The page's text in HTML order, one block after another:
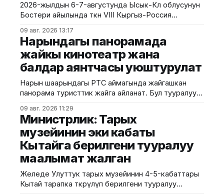
2026-жылдын 6-7-августунда Ысык-Көл облусунун
Бостери айылында өткөн VIII Кыргыз-Россия
өкмөттөр аралык кеңешинин жыйынынын алкагында
уюштурулуп, ага Кыргызстан менен Россиянын
мамлекеттик органдарынын, бизнес
ишканаларынын, өнүктүрүү институттарынын жана
эксперттик коомчулуктун өкүлдөрү катышты.
Форумдун биринчи күнүнүн жыйынтыгында бир
катар келишимдерге кол
09 авг. 2026 13:17
Нарындагы панорамада
жайкы кинотеатр жана
балдар аянтчасы уюштурулат
Нарын шаарындагы РТС аймагында жайгашкан
панорама туристтик жайга айланат. Бул тууралуу
ылайык, Нарындын мэри Жылдызбек Беккелдиев
"Сапат курулуш" ЖЧКсынын жетекчиси Валихан
Жолбулаков менен жолугушуп, алдыдагы иштерди
талкуулады. Долбоор сынак шартында жеке
ишкерге пайдаланууга берилип, аймакта жайкы
кинотеатр, сүрөт бурчу, балдар үчүн оюн аянтчасы
жана
09 авг. 2026 11:29
Министрлик: Тарых
музейинин эки кабаты
Кытайга берилгени тууралуу
маалымат жалган
Желеде Улуттук тарых музейинин 4-5-кабаттары
Кытай тарапка өткөрүлүп берилгени тууралуу